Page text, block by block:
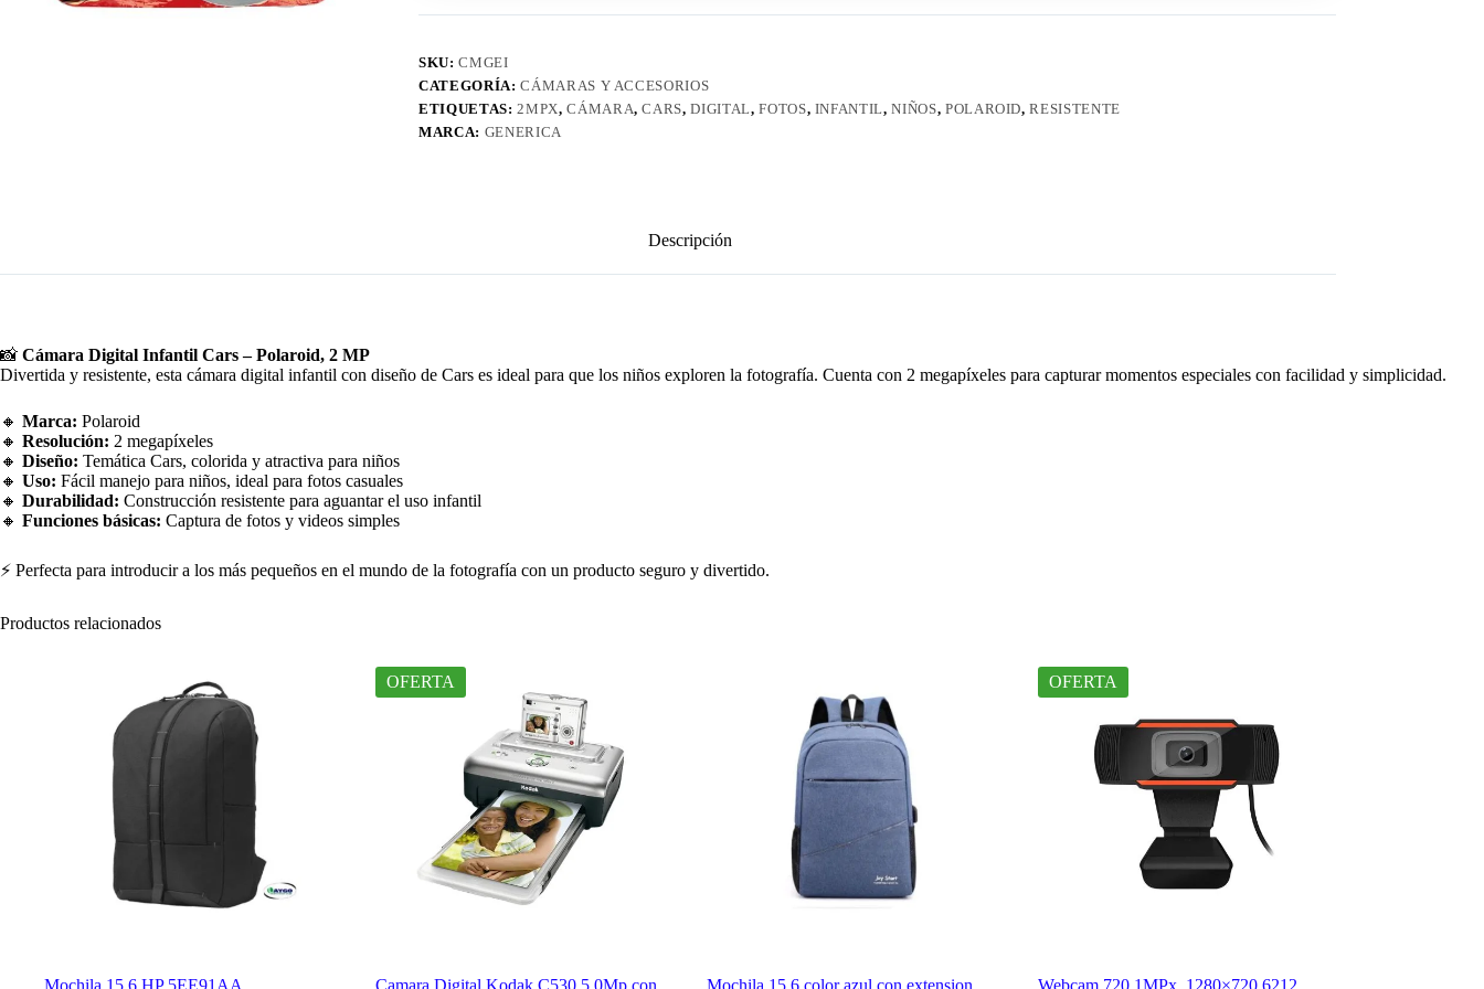
SKU:CMGEI
CATEGORÍA:CÁMARAS Y ACCESORIOS
ETIQUETAS:2MPX,CÁMARA,CARS,DIGITAL,FOTOS, INFANTIL,NIÑOS, POLAROID,RESISTENTE
MARCA: GENERICA
Descripción
📸 Cámara Digital Infantil Cars – Polaroid, 2 MP
Divertida y resistente, esta cámara digital infantil con diseño de Cars es ideal para que los niños exploren la fotografía. Cuenta con 2 megapíxeles para capturar momentos especiales con facilidad y simplicidad.
🔸 Marca: Polaroid
🔸 Resolución: 2 megapíxeles
🔸 Diseño: Temática Cars, colorida y atractiva para niños
🔸 Uso: Fácil manejo para niños, ideal para fotos casuales
🔸 Durabilidad: Construcción resistente para aguantar el uso infantil
🔸 Funciones básicas: Captura de fotos y videos simples
⚡ Perfecta para introducir a los más pequeños en el mundo de la fotografía con un producto seguro y divertido.
Productos relacionados
Mochila 15.6 HP 5EE91AA
OFERTA
Camara Digital Kodak C530 5.0Mp con Mochila 15.6 color azul con extension
OFERTA
Webcam 720 1MPx. 1280×720 6212